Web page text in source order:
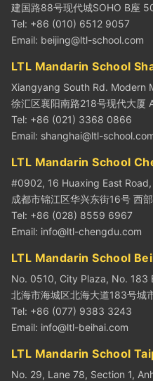
建国路88号现代城SOHO B座
Tel: +86 (010) 6512 9057
Email: beijing@ltl-school.com
LTL Mandarin School
Xiangyang South Rd. Modern
徐汇区襄阳南路218号现代大厦
Tel: +86 (021) 3368 0866
Email: shanghai@ltl-
LTL Mandarin School
#0902, 16 Huaxing East
成都市锦江区华兴东街16号 西
Tel: +86 (028) 8559 6967
Email: info@ltl-chengdu.com
LTL Mandarin School
No. 0510, City Plaza, No. 183
北海市海城区北海大道183号城
Tel: +86 (077) 9383 3243
Email: info@ltl-beihai.com
LTL Mandarin School
No. 29, Lane 78, Section 1,